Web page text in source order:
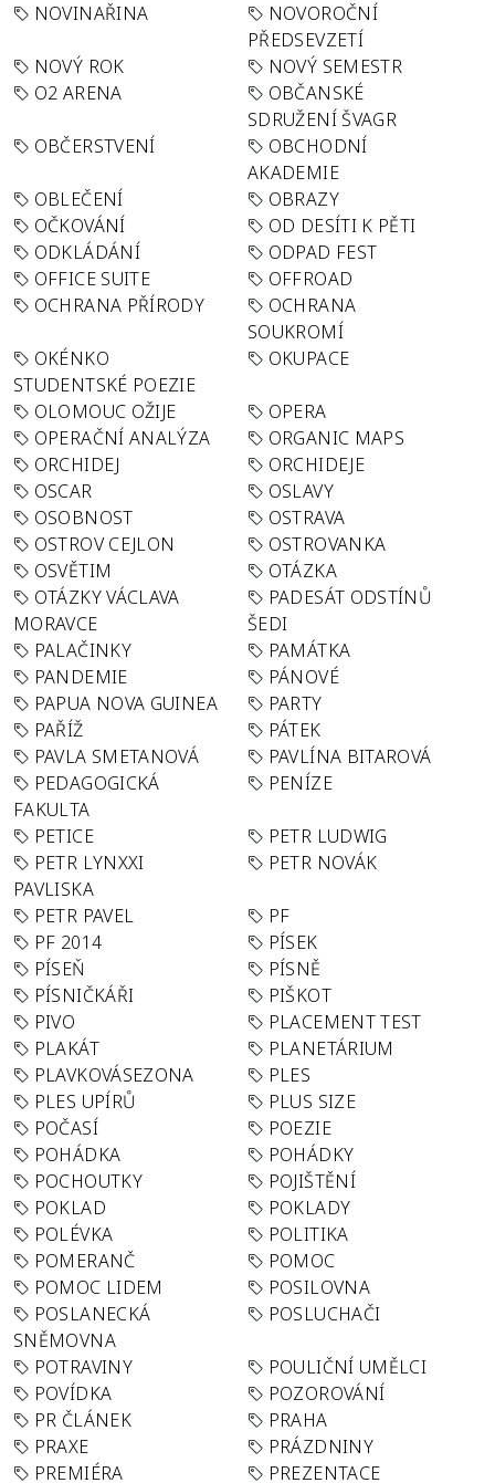
NOVINAŘINA
NOVOROČNÍ
PŘEDSEVZETÍ
NOVÝ ROK
NOVÝ SEMESTR
O2 ARENA
OBČANSKÉ
SDRUŽENÍ ŠVAGR
OBČERSTVENÍ
OBCHODNÍ
AKADEMIE
OBLEČENÍ
OBRAZY
OČKOVÁNÍ
OD DESÍTI K PĚTI
ODKLÁDÁNÍ
ODPAD FEST
OFFICE SUITE
OFFROAD
OCHRANA PŘÍRODY
OCHRANA
SOUKROMÍ
OKÉNKO
STUDENTSKÉ POEZIE
OKUPACE
OLOMOUC OŽIJE
OPERA
OPERAČNÍ ANALÝZA
ORGANIC MAPS
ORCHIDEJ
ORCHIDEJE
OSCAR
OSLAVY
OSOBNOST
OSTRAVA
OSTROV CEJLON
OSTROVANKA
OSVĚTIM
OTÁZKA
OTÁZKY VÁCLAVA
MORAVCE
PADESÁT ODSTÍNŮ
ŠEDI
PALAČINKY
PAMÁTKA
PANDEMIE
PÁNOVÉ
PAPUA NOVA GUINEA
PARTY
PAŘÍŽ
PÁTEK
PAVLA SMETANOVÁ
PAVLÍNA BITAROVÁ
PEDAGOGICKÁ
FAKULTA
PENÍZE
PETICE
PETR LUDWIG
PETR LYNXXI
PAVLISKA
PETR NOVÁK
PETR PAVEL
PF
PF 2014
PÍSEK
PÍSEŇ
PÍSNĚ
PÍSNIČKÁŘI
PIŠKOT
PIVO
PLACEMENT TEST
PLAKÁT
PLANETÁRIUM
PLAVKOVÁSEZONA
PLES
PLES UPÍRŮ
PLUS SIZE
POČASÍ
POEZIE
POHÁDKA
POHÁDKY
POCHOUTKY
POJIŠTĚNÍ
POKLAD
POKLADY
POLÉVKA
POLITIKA
POMERANČ
POMOC
POMOC LIDEM
POSILOVNA
POSLANECKÁ
SNĚMOVNA
POSLUCHAČI
POTRAVINY
POULIČNÍ UMĚLCI
POVÍDKA
POZOROVÁNÍ
PR ČLÁNEK
PRAHA
PRAXE
PRÁZDNINY
PREMIÉRA
PREZENTACE